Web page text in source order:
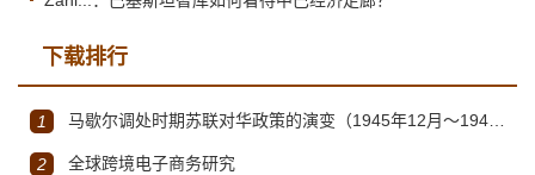
下载排行
1 马歇尔调处时期苏联对华政策的演变（1945年12月～1947年1月）
2 全球跨境电子商务研究